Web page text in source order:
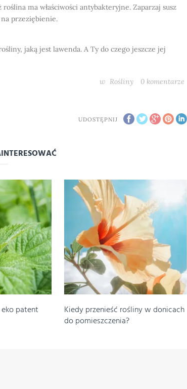
ma właściwości antybakteryjne. Zaparzaj susz
przeziębienie.
jaką jest lawenda. A Ty do czego jeszcze jej
w Rośliny 0 komentarze
UDOSTĘPNIJ
patent
Kiedy przenieść rośliny w donicach
do pomieszczenia?